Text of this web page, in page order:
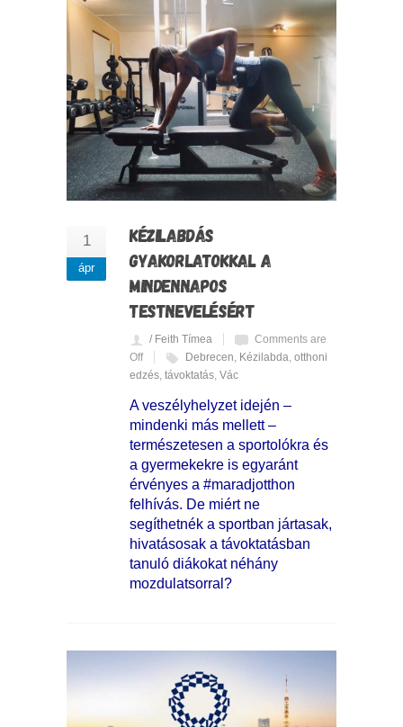
1
ápr
KÉZILABDÁS
GYAKORLATOKKAL A
MINDENNAPOS
TESTNEVELÉSÉRT
/ Feith Tímea
Comments are
Off
Debrecen, Kézilabda, otthoni
edzés, távoktatás, Vác
A veszélyhelyzet idején –
mindenki más mellett –
természetesen a sportolókra és
a gyermekekre is egyaránt
érvényes a #maradjotthon
felhívás. De miért ne
segíthetnék a sportban jártasak,
hivatásosak a távoktatásban
tanuló diákokat néhány
mozdulatsorral?